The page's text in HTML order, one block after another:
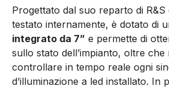
Progettato dal suo reparto di R&S
testato internamente, è dotato di
integrato da 7” e permette di
sullo stato dell’impianto, oltre
controllare in tempo reale ogni
d’illuminazione a led installato. In